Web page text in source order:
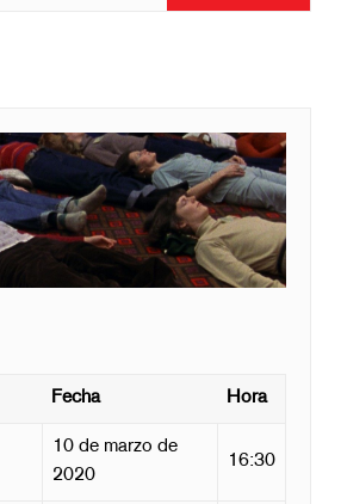
Fecha Hora
10 de marzo de
2020
16:30